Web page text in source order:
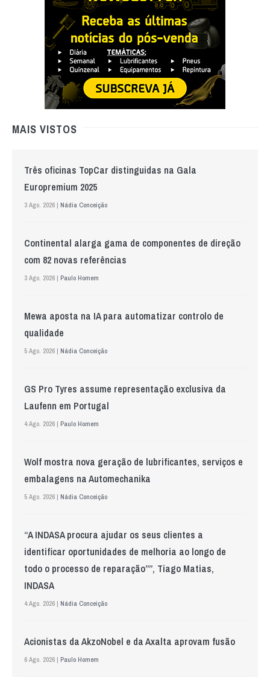
MAIS VISTOS
Três oficinas TopCar distinguidas na Gala
Europremium 2025
3 Ago. 2026 | Nádia Conceição
Continental alarga gama de componentes de direção
com 82 novas referências
3 Ago. 2026 | Paulo Homem
Mewa aposta na IA para automatizar controlo de
qualidade
5 Ago. 2026 | Nádia Conceição
GS Pro Tyres assume representação exclusiva da
Laufenn em Portugal
4 Ago. 2026 | Paulo Homem
Wolf mostra nova geração de lubrificantes, serviços e
embalagens na Automechanika
5 Ago. 2026 | Nádia Conceição
“A INDASA procura ajudar os seus clientes a
identificar oportunidades de melhoria ao longo de
todo o processo de reparação””, Tiago Matias,
INDASA
4 Ago. 2026 | Nádia Conceição
Acionistas da AkzoNobel e da Axalta aprovam fusão
6 Ago. 2026 | Paulo Homem